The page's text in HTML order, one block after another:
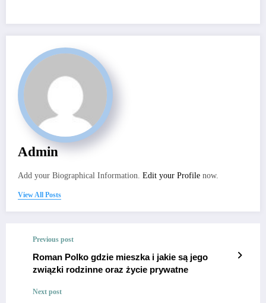
Admin
Add your Biographical Information. Edit your Profile now.
View All Posts
Previous post
Roman Polko gdzie mieszka i jakie są jego
związki rodzinne oraz życie prywatne
Next post